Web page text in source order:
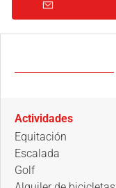
Actividades
Equitación
Escalada
Golf